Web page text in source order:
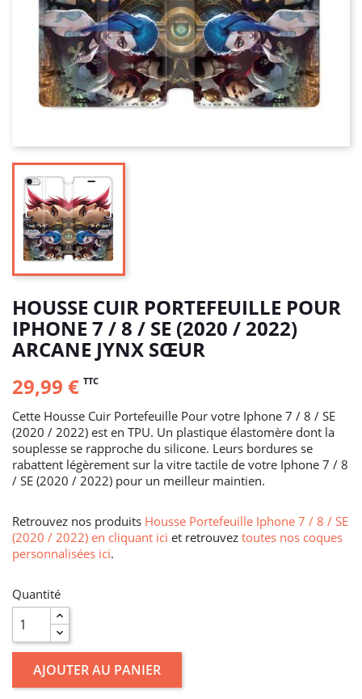
HOUSSE CUIR PORTEFEUILLE POUR
IPHONE 7 / 8 / SE (2020 / 2022)
ARCANE JYNX SŒUR
29,99 € TTC
Cette Housse Cuir Portefeuille Pour votre Iphone 7 / 8 / SE
(2020 / 2022) est en TPU. Un plastique élastomère dont la
souplesse se rapproche du silicone. Leurs bordures se
rabattent légèrement sur la vitre tactile de votre Iphone 7 / 8
/ SE (2020 / 2022) pour un meilleur maintien.
Retrouvez nos produits Housse Portefeuille Iphone 7 / 8 / SE
(2020 / 2022) en cliquant ici et retrouvez toutes nos coques
personnalisées ici.
Quantité
AJOUTER AU PANIER